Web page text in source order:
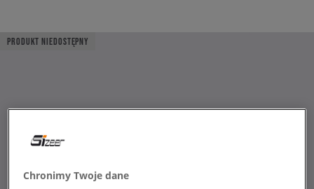
PRODUKT NIEDOSTĘPNY
Chronimy Twoje dane